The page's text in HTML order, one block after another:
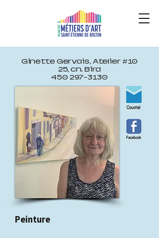
Ginette Gervais, Atelier #10
25, ch. Bird
450 297-3130
Peinture